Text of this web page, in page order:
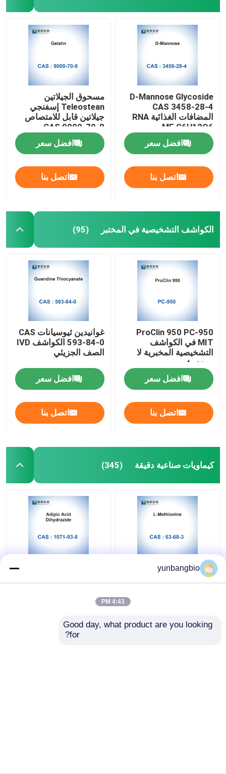
D-Mannose Glycoside
CAS 3458-28-4
المضافات الغذائية RNA
MF C6H12O6
افضل سعر
اتصل بنا
مسحوق الجيلاتين
Teleostean إسفنجي
جيلاتين قابل للامتصاص
CAS 9000-70-8
افضل سعر
اتصل بنا
الكواشف التشخيصية في المختبر (95)
ProClin 950 PC-950
MIT في الكواشف
التشخيصية المخبرية لا
يوجد مثبت
افضل سعر
اتصل بنا
غوانيدين ثيوسيانات CAS
593-84-0 الكواشف IVD
الصف الجزيئي
افضل سعر
اتصل بنا
كيماويات صناعية دقيقة (345)
المواد الكيميائية الصناعية
Dihydrazide Crystalline
Powder
yunbangbio
4:43 PM
Good day, what product are you looking
for?